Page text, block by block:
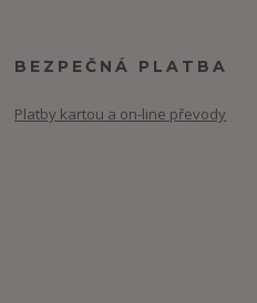
BEZPEČNÁ PLATBA
Platby kartou a on-line převody